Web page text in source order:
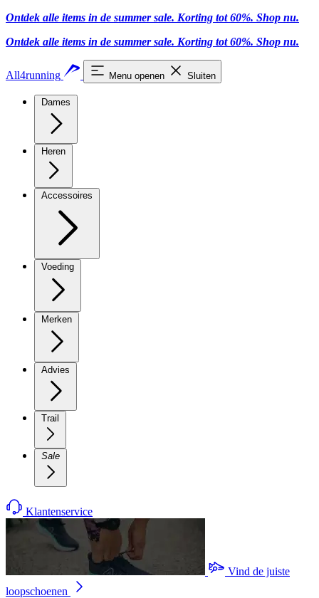
Ontdek alle items in de summer sale. Korting tot 60%. Shop nu.
Ontdek alle items in de summer sale. Korting tot 60%. Shop nu.
All4running Menu openen Sluiten
Dames
Heren
Accessoires
Voeding
Merken
Advies
Trail
Sale
Klantenservice
Vind de juiste
loopschoenen